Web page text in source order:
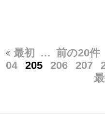
最初 … 前の20件
04
205 206 207